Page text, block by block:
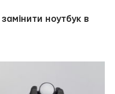
ноутбук в